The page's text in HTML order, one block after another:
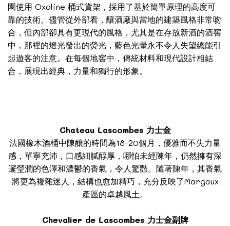
園使用 Oxoline 桶式貨架，採用了基於簡單原理的高度可
靠的技術。儘管從外部看，釀酒廠與當地的建築風格非常吻
合，但內部卻具有更現代的風格，尤其是在存放新酒的酒窖
中，那裡的燈光發出的熒光，藍色光暈永不令人失望總能引
起遊客的注意。在每個地窖中，傳統材料和現代設計相結
合，展現出經典，力量和獨行的形象。
Chateau Lascombes 力士金
法國橡木酒桶中陳釀的時間為18-20個月，優雅而不失力量
感，單寧充沛，口感細膩醇厚，哪怕未經陳年，仍然擁有深
邃瑩潤的色澤和濃鬱的香氣，令人驚豔。隨著陳年，其香氣
將更為複雜迷人，結構也愈加精巧，充分反映了Margaux
產區的卓越風土。
Chevalier de Lascombes 力士金副牌